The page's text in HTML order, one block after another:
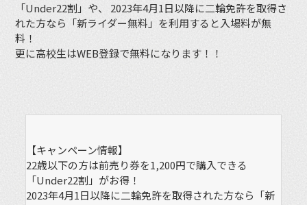
「Under22割」や、 2023年4月1日以降に二輪免許を取得さ
れた方なら「新ライダー無料」を利用すると入場料が無
料！
更に高校生はWEB登録で無料になります！！
【キャンペーン情報】
22歳以下の方は前売り券を1,200円で購入できる
「Under22割」がお得！
2023年4月1日以降に二輪免許を取得された方なら「新